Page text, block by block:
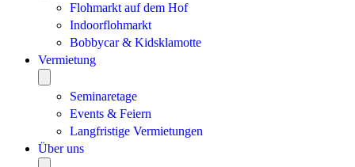
Flohmarkt auf dem Hof
Indoorflohmarkt
Bobbycar & Kidsklamotte
Vermietung
Seminaretage
Events & Feiern
Langfristige Vermietungen
Über uns